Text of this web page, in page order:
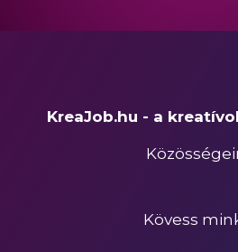
KreaJob.hu - a
Kövess